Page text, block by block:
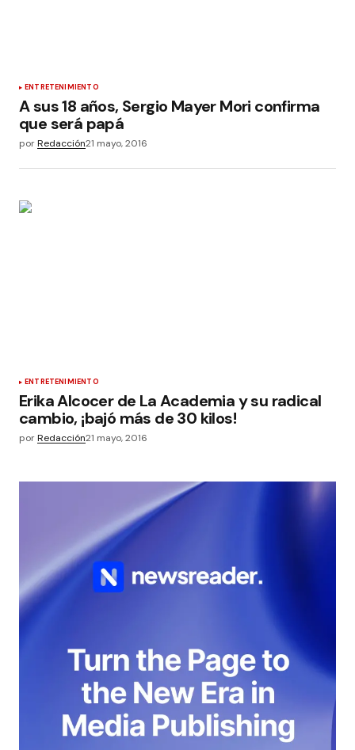
ENTRETENIMIENTO
A sus 18 años, Sergio Mayer Mori confirma
que será papá
porRedacción21 mayo, 2016
ENTRETENIMIENTO
Erika Alcocer de La Academia y su radical
cambio, ¡bajó más de 30 kilos!
porRedacción21 mayo, 2016